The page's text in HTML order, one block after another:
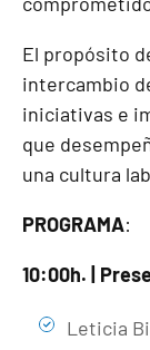
El propósito
intercambio
iniciativas e
que
una cultura
PROGRAMA:
10:00h. |
Leticia